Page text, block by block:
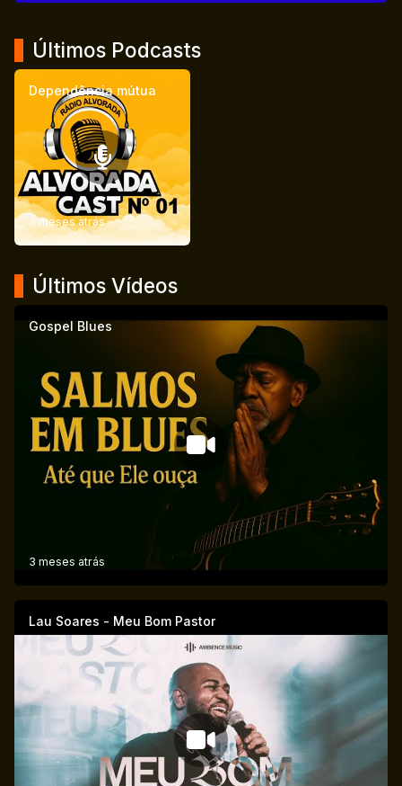
Últimos Podcasts
Dependência mútua
3 meses atrás
Últimos Vídeos
Gospel Blues
3 meses atrás
Lau Soares - Meu Bom Pastor